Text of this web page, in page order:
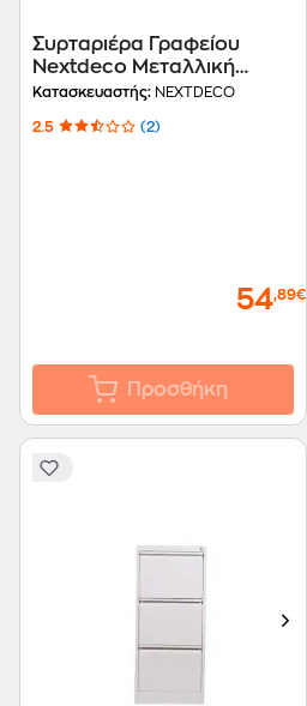
Συρταριέρα Γραφείου
Nextdeco Μεταλλική
48.6x28x41 cm - Λευκή
Κατασκευαστής: NEXTDECO
2.5 (2)
54,89€
Προσθήκη